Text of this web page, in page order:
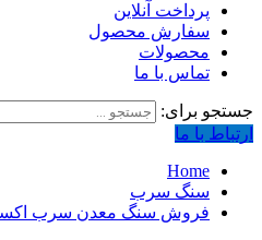
پرداخت آنلاین
سفارش محصول
محصولات
تماس با ما
جستجو برای:
ارتباط با ما
Home
سنگ سرب
فروش سنگ معدن سرب